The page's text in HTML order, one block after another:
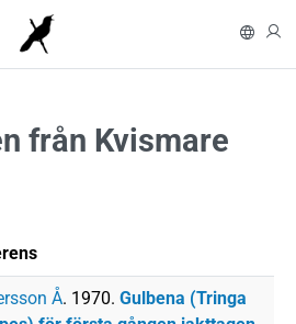
In
från Kvismare
Å. 1970. Gulbena (Tringa